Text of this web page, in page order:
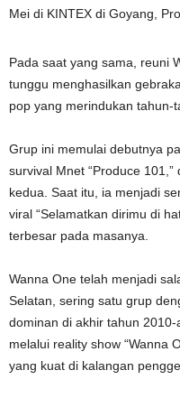
Mei di KINTEX di Goyang,
Pada saat yang sama, reuni
tunggu menghasilkan
pop yang merindukan tahun-
Grup ini memulai debutnya
survival Mnet “Produce
kedua. Saat itu, ia menjadi
viral “Selamatkan dirimu di
terbesar pada masanya.
Wanna One telah menjadi
Selatan, sering satu grup
dominan di akhir tahun
melalui reality show “Wanna
yang kuat di kalangan